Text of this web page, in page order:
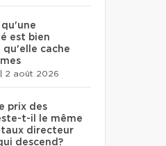
qu'une
est bien
cache
2 août 2026
prix des
t-il le même
directeur
descend?